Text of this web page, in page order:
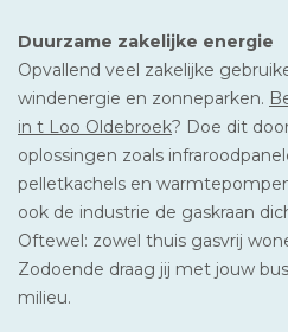
Duurzame zakelijke energie
Opvallend veel zakelijke
windenergie en zonneparken.
in t Loo Oldebroek? Doe dit
oplossingen zoals
pelletkachels en
ook de industrie de gaskraan
Oftewel: zowel thuis gasvrij
Zodoende draag jij met jouw
milieu.